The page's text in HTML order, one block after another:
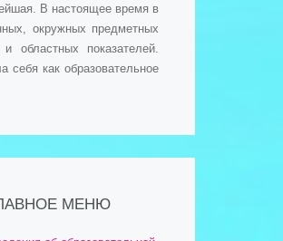
В настоящее время в
окружных предметных
областных показателей.
себя как образовательное
МЕНЮ